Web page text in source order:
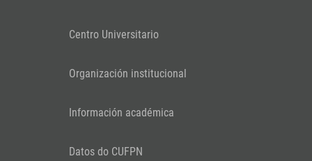
Centro Universitario
Organización institucional
Información académica
Datos do CUFPN